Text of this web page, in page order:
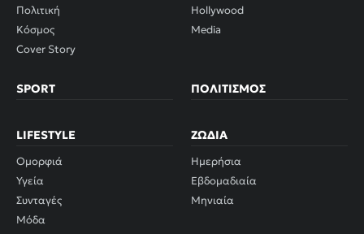
Πολιτική
Κόσμος
Cover Story
Hollywood
Media
SPORT ΠΟΛΙΤΙΣΜΌΣ
LIFESTYLE
Ομορφιά
Υγεία
Συνταγές
Μόδα
ΖΏΔΙΑ
Ημερήσια
Εβδομαδιαία
Μηνιαία